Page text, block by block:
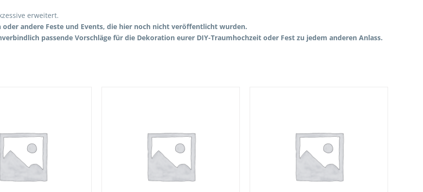
erweitert.
andere Feste und Events, die hier noch nicht veröffentlicht wurden.
passende Vorschläge für die Dekoration eurer DIY-Traumhochzeit oder Fest zu jedem anderen Anlass.